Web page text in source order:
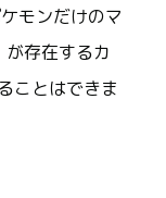
モンだけのマ
が存在するカ
ことはできま